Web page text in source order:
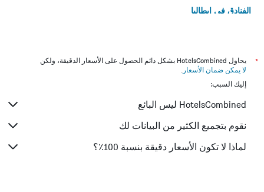
الفنادق في إيطاليا
*
يحاول HotelsCombined بشكل دائم الحصول على الأسعار الدقيقة، ولكن
لا يمكن ضمان الأسعار .
إليك السبب:
HotelsCombined ليس البائع
نقوم بتجميع الكثير من البيانات لك
لماذا لا تكون الأسعار دقيقة بنسبة 100٪؟